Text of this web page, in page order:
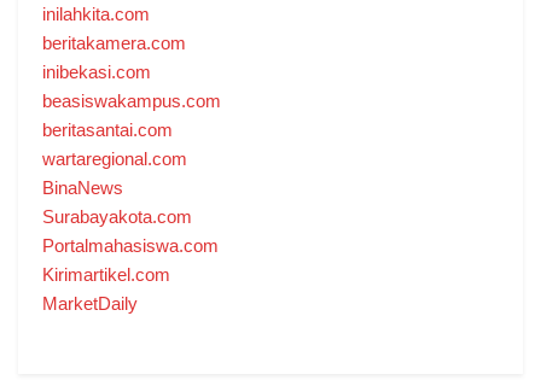
inilahkita.com
beritakamera.com
inibekasi.com
beasiswakampus.com
beritasantai.com
wartaregional.com
BinaNews
Surabayakota.com
Portalmahasiswa.com
Kirimartikel.com
MarketDaily